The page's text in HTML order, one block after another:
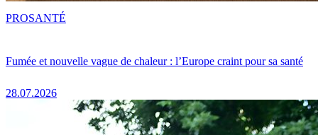
Fumée et nouvelle vague de chaleur : l’Europe craint pour sa santé
28.07.2026
PROSANTÉ